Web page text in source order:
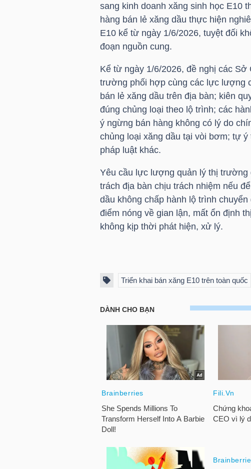
sang kinh doanh xăng sinh học E10
hàng bán lẻ xăng dầu thực hiện
E10 kể từ ngày 1/6/2026, tuyệt đối
đoạn nguồn cung.
Kể từ ngày 1/6/2026, đề nghị các
trường phối hợp cùng các lực lượng
bán lẻ xăng dầu trên địa bàn; kiên
đúng chủng loại theo lộ trình; các
ý ngừng bán hàng không có lý do
chủng loại xăng dầu tại vòi bơm; tự
pháp luật khác.
Yêu cầu lực lượng quản lý thị
trách địa bàn chịu trách nhiệm nếu
dầu không chấp hành lộ trình
điểm nóng về gian lận, mất ổn định
không kịp thời phát hiện, xử lý.
Triển khai bán xăng E10 trên toàn quốc